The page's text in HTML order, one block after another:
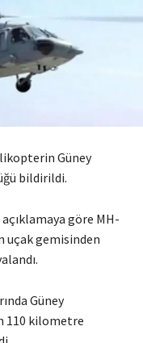
Güney
bildirildi.
göre MH-
uçak gemisinden
Güney
110 kilometre